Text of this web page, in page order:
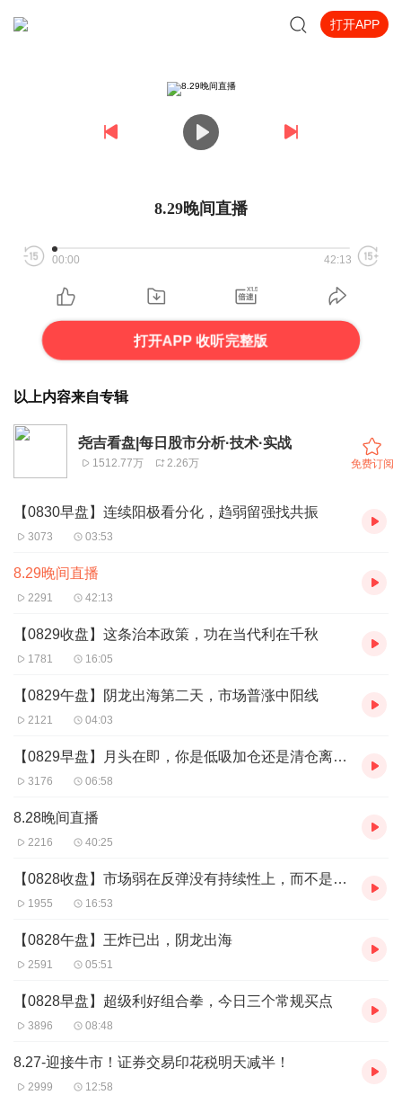
打开APP
8.29晚间直播
00:00 42:13
打开APP 收听完整版
以上内容来自专辑
尧吉看盘|每日股市分析·技术·实战
1512.77万 2.26万 免费订阅
【0830早盘】连续阳极看分化，趋弱留强找共振
3073 03:53
8.29晚间直播
2291 42:13
【0829收盘】这条治本政策，功在当代利在千秋
1781 16:05
【0829午盘】阴龙出海第二天，市场普涨中阳线
2121 04:03
【0829早盘】月头在即，你是低吸加仓还是清仓离场？
3176 06:58
8.28晚间直播
2216 40:25
【0828收盘】市场弱在反弹没有持续性上，而不是没有反弹
1955 16:53
【0828午盘】王炸已出，阴龙出海
2591 05:51
【0828早盘】超级利好组合拳，今日三个常规买点
3896 08:48
8.27-迎接牛市！证券交易印花税明天减半！
2999 12:58